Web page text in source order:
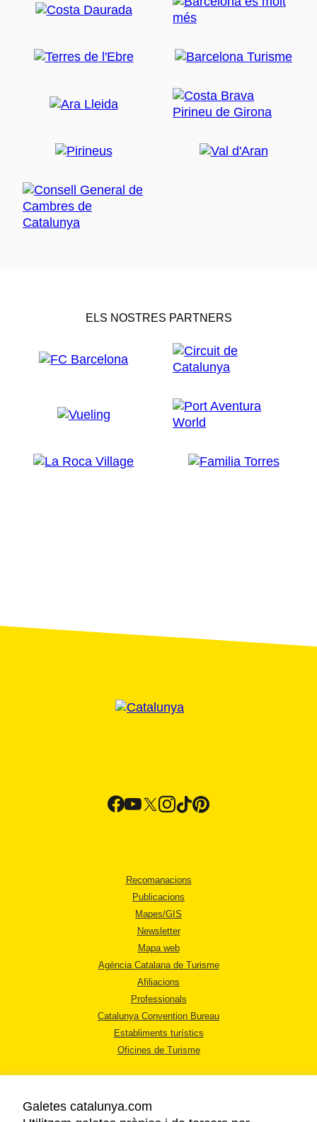
ELS NOSTRES PARTNERS
Recomanacions
Publicacions
Mapes/GIS
Newsletter
Mapa web
Agència Catalana de Turisme
Afiliacions
Professionals
Catalunya Convention Bureau
Establiments turístics
Oficines de Turisme
Galetes catalunya.com